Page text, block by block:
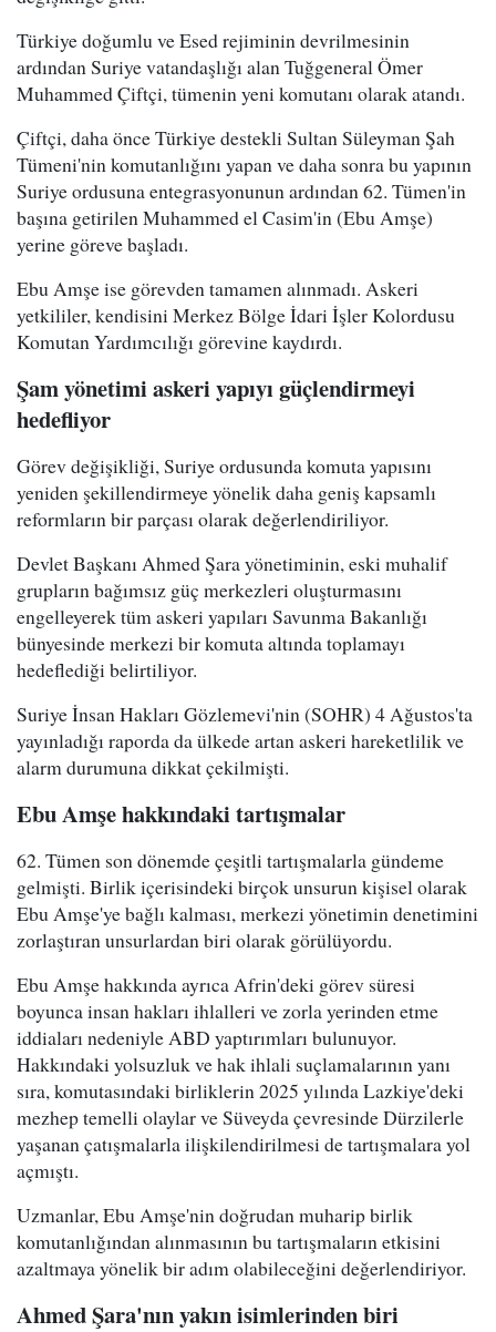
Türkiye doğumlu ve Esed rejiminin devrilmesinin
ardından Suriye vatandaşlığı alan Tuğgeneral Ömer
Muhammed Çiftçi, tümenin yeni komutanı olarak atandı.
Çiftçi, daha önce Türkiye destekli Sultan Süleyman Şah
Tümeni'nin komutanlığını yapan ve daha sonra bu yapının
Suriye ordusuna entegrasyonunun ardından 62. Tümen'in
başına getirilen Muhammed el Casim'in (Ebu Amşe)
yerine göreve başladı.
Ebu Amşe ise görevden tamamen alınmadı. Askeri
yetkililer, kendisini Merkez Bölge İdari İşler Kolordusu
Komutan Yardımcılığı görevine kaydırdı.
Şam yönetimi askeri yapıyı güçlendirmeyi
hedefliyor
Görev değişikliği, Suriye ordusunda komuta yapısını
yeniden şekillendirmeye yönelik daha geniş kapsamlı
reformların bir parçası olarak değerlendiriliyor.
Devlet Başkanı Ahmed Şara yönetiminin, eski muhalif
grupların bağımsız güç merkezleri oluşturmasını
engelleyerek tüm askeri yapıları Savunma Bakanlığı
bünyesinde merkezi bir komuta altında toplamayı
hedeflediği belirtiliyor.
Suriye İnsan Hakları Gözlemevi'nin (SOHR) 4 Ağustos'ta
yayınladığı raporda da ülkede artan askeri hareketlilik ve
alarm durumuna dikkat çekilmişti.
Ebu Amşe hakkındaki tartışmalar
62. Tümen son dönemde çeşitli tartışmalarla gündeme
gelmişti. Birlik içerisindeki birçok unsurun kişisel olarak
Ebu Amşe'ye bağlı kalması, merkezi yönetimin denetimini
zorlaştıran unsurlardan biri olarak görülüyordu.
Ebu Amşe hakkında ayrıca Afrin'deki görev süresi
boyunca insan hakları ihlalleri ve zorla yerinden etme
iddiaları nedeniyle ABD yaptırımları bulunuyor.
Hakkındaki yolsuzluk ve hak ihlali suçlamalarının yanı
sıra, komutasındaki birliklerin 2025 yılında Lazkiye'deki
mezhep temelli olaylar ve Süveyda çevresinde Dürzilerle
yaşanan çatışmalarla ilişkilendirilmesi de tartışmalara yol
açmıştı.
Uzmanlar, Ebu Amşe'nin doğrudan muharip birlik
komutanlığından alınmasının bu tartışmaların etkisini
azaltmaya yönelik bir adım olabileceğini değerlendiriyor.
Ahmed Şara'nın yakın isimlerinden biri